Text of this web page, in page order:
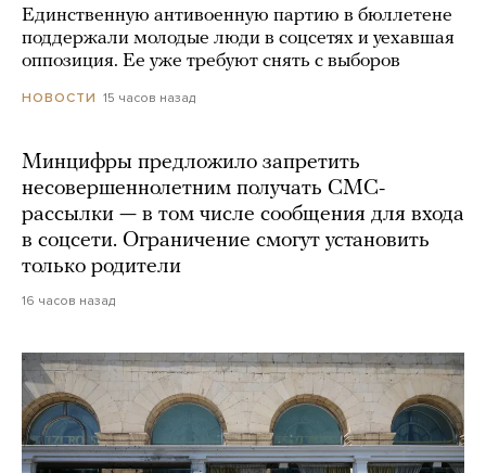
Единственную антивоенную партию в бюллетене
поддержали молодые люди в соцсетях и уехавшая
оппозиция. Ее уже требуют снять с выборов
НОВОСТИ 15 часов назад
Минцифры предложило запретить
несовершеннолетним получать СМС-
рассылки — в том числе сообщения для входа
в соцсети. Ограничение смогут установить
только родители
16 часов назад